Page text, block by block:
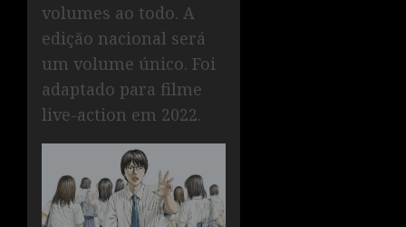
volumes ao todo. A
edição nacional será
um volume único. Foi
adaptado para filme
live-action em 2022.